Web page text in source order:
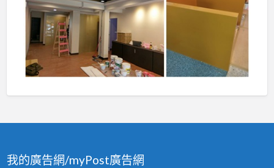
我的廣告網/myPost廣告網